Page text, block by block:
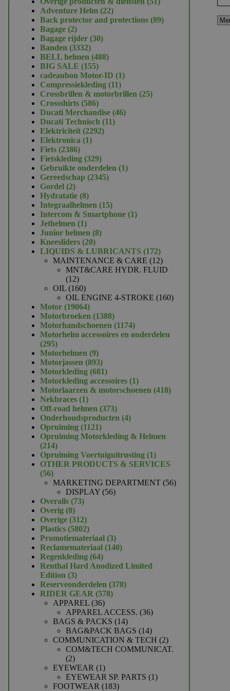
Adventure Helm 2222
producten
Back protector and protections 8989
Bagage 22
producten
Bagage rijder 3030
Banden 33323332
producten
BELL helmen 488488
BIG SALE 155155
producten
cadeaubon Motor-ID 11
Compressiekleding 1111
producten
Crossbrillen & motorbrillen 2525
Crossshirts 586586
producten
Ducati Merchandise 4646
Ducati Technisch 1111
Elektriciteit 22922292
Elektronica 11
Fiets 23862386
producten
Fietskleding 329329
producten
Gebruikte onderdelen 11
Gereedschap 23452345
Gordel 22
producten
Hydratatie 88
producten
Integraalhelmen 1515
producten
Intercom & Smartphone 11
Jethelmen 11
product
Junior helmen 88
Kneesliders 2020
producten
LIQUIDS & LUBRICANTS 172172
producten
MAINTENANCE & CARE 1212
producten
MNT&CARE HYDR. FLUID
1212
producten
OIL 160160
producten
OIL ENGINE 4-STROKE 160160
Motor 1906419064
producten
Motorbroeken 13881388
producten
Motorhandschoenen 11741174
producten
Motorhelm accessoires en onderdelen
295295
producten
Motorhelmen 99
producten
Motorjassen 893893
producten
Motorkleding 681681
producten
Motorkleding accessoires 11
product
Motorlaarzen & motorschoenen 418418
Nekbraces 11
product
Off-road helmen 373373
producten
Onderhoudsproducten 44
Opruiming 11211121
producten
Opruiming Motorkleding & Helmen
214214
producten
Opruiming Voertuiguitrusting 11
product
OTHER PRODUCTS & SERVICES
5656
producten
MARKETING DEPARTMENT 5656
DISPLAY 5656
Overalls 7373
Overig 88
producten
Overige 312312
producten
Plastics 58025802
producten
Promotiemateriaal 33
producten
Reclamemateriaal 140140
Regenkleding 6464
producten
Renthal Hard Anodized Limited
Edition 33
producten
Reserveonderdelen 378378
RIDER GEAR 578578
APPAREL 3636
producten
APPAREL ACCESS. 3636
BAGS & PACKS 1414
producten
BAG&PACK BAGS 1414
producten
COMMUNICATION & TECH 22
producten
COM&TECH COMMUNICAT.
22
producten
EYEWEAR 11
product
EYEWEAR SP. PARTS 11
FOOTWEAR 183183